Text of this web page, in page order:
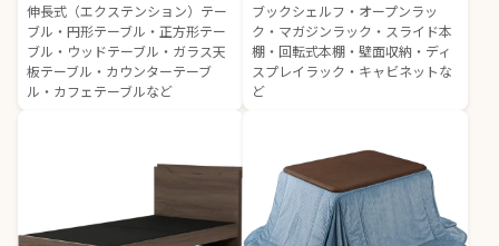
伸長式（エクステンション）テー
ブル・円形テーブル・正方形テー
ブル・ウッドテーブル・ガラス天
板テーブル・カウンターテーブ
ル・カフェテーブルなど
ブックシェルフ・オープンラッ
ク・マガジンラック・スライド本
棚・回転式本棚・壁面収納・ディ
スプレイラック・キャビネットな
ど